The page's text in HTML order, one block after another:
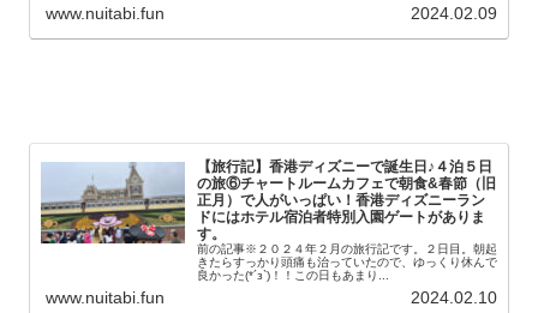
www.nuitabi.fun 2024.02.09
【旅行記】香港ディズニーで誕生日♪４泊５日
の旅⑥チャートルームカフェで朝食&春節（旧
正月）で人がいっぱい！香港ディズニーラン
ドにはホテル宿泊者特別入園ゲートがありま
す。
前の記事※２０２４年２月の旅行記です。２日目。朝起
きたらすっかり頭痛も治っていたので、ゆっくり休んで
良かった(*´з`)！！この日もあまり...
www.nuitabi.fun 2024.02.10